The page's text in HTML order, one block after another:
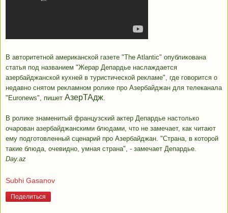
В авторитетной американской газете "The Atlantic" опубликована
статья под названием "Жерар Депардье наслаждается
азербайджанской кухней в туристической рекламе", где говорится о
недавно снятом рекламном ролике про Азербайджан для телеканала
"Euronews", пишет АзерТАдж.
В ролике знаменитый французский актер Депардье настолько
очарован азербайджанскими блюдами, что не замечает, как читают
ему подготовленный сценарий про Азербайджан. "Страна, в которой
такие блюда, очевидно, умная страна", - замечает Депардье.
Day.az
Subhi Gasanov
Поделиться